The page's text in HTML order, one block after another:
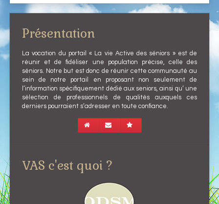
Présentation
La vocation du portail « La vie Active des séniors » est de
réunir et de fidéliser une population précise, celle des
séniors. Notre but est donc de réunir cette communauté au
sein de notre portail en proposant non seulement de
l’information spécifiquement dédié aux seniors, ainsi qu’ une
sélection de professionnels de qualités auxquels ces
derniers pourraient s’adresser en toute confiance.
VAS c'est quoi ?